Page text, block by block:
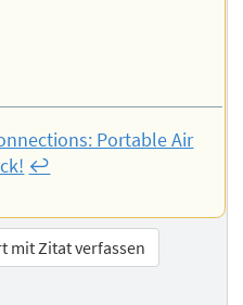
Portable Air
↩︎
mit Zitat verfassen